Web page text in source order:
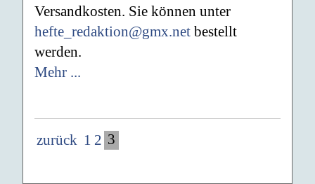
Versandkosten. Sie können unter
hefte_redaktion@gmx.net bestellt
werden.
Mehr ...
zurück 1 2 3